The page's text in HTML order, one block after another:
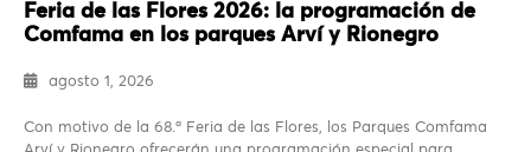
Feria de las Flores 2026: la programación de
Comfama en los parques Arví y Rionegro
agosto 1, 2026
Con motivo de la 68.ª Feria de las Flores, los Parques Comfama